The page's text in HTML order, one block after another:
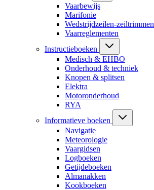
Vaarbewijs
Marifonie
Wedstrijdzeilen-zeiltrimmen
Vaarreglementen
Instructieboeken
Medisch & EHBO
Onderhoud & techniek
Knopen & splitsen
Elektra
Motoronderhoud
RYA
Informatieve boeken
Navigatie
Meteorologie
Vaargidsen
Logboeken
Getijdeboeken
Almanakken
Kookboeken